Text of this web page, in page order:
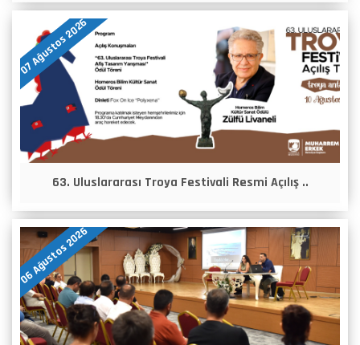
07 Ağustos 2026
63. Uluslararası Troya Festivali Resmi Açılış ..
06 Ağustos 2026